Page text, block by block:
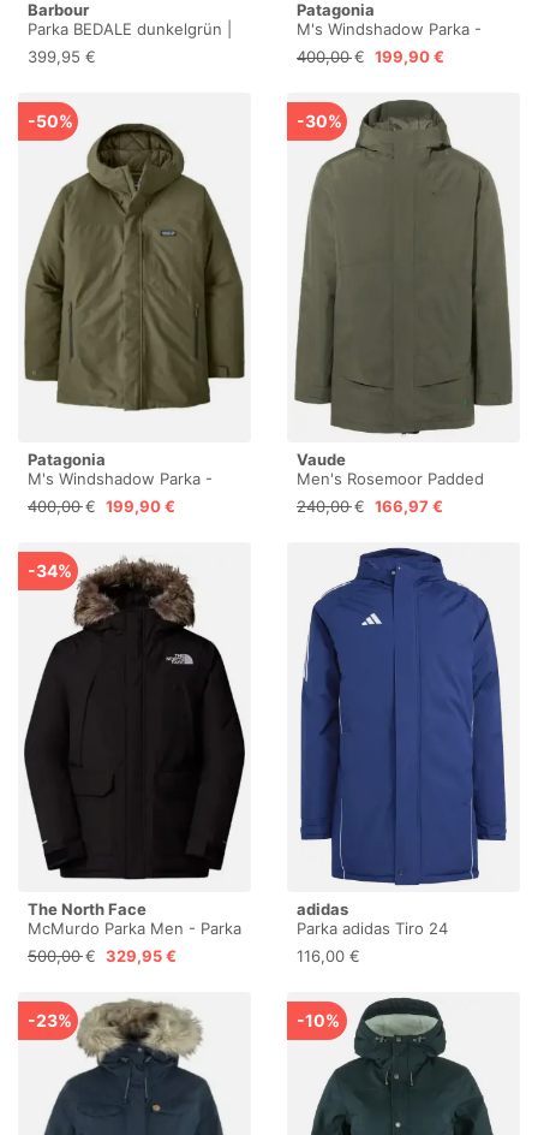
Barbour
Parka BEDALE dunkelgrün |
54
399,95 €
Patagonia
M's Windshadow Parka -
Parka [Special]
400,00 € 199,90 €
-50%
Patagonia
M's Windshadow Parka -
Parka [Special]
400,00 € 199,90 €
-30%
Vaude
Men's Rosemoor Padded
Parka - Winterparka
240,00 € 166,97 €
-34%
The North Face
McMurdo Parka Men - Parka
500,00 € 329,95 €
adidas
Parka adidas Tiro 24
Stadium
116,00 €
-23% -10%